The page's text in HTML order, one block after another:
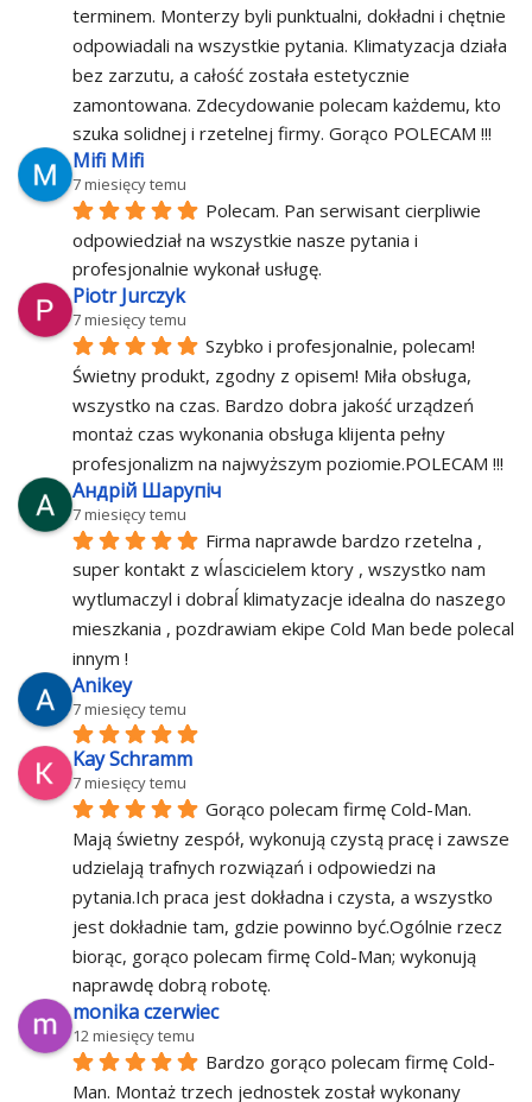
terminem. Monterzy byli punktualni, dokładni i chętnie
odpowiadali na wszystkie pytania. Klimatyzacja działa
bez zarzutu, a całość została estetycznie
zamontowana. Zdecydowanie polecam każdemu, kto
szuka solidnej i rzetelnej firmy. Gorąco POLECAM !!!
Mifi Mifi
7 miesięcy temu
Polecam. Pan serwisant cierpliwie
odpowiedział na wszystkie nasze pytania i
profesjonalnie wykonał usługę.
Piotr Jurczyk
7 miesięcy temu
Szybko i profesjonalnie, polecam!
Świetny produkt, zgodny z opisem! Miła obsługa,
wszystko na czas. Bardzo dobra jakość urządzeń
montaż czas wykonania obsługa klijenta pełny
profesjonalizm na najwyższym poziomie.POLECAM !!!
Андрій Шарупіч
7 miesięcy temu
Firma naprawde bardzo rzetelna ,
super kontakt z wĺascicielem ktory , wszystko nam
wytlumaczyl i dobraĺ klimatyzacje idealna do naszego
mieszkania , pozdrawiam ekipe Cold Man bede polecal
innym !
Anikey
7 miesięcy temu
Kay Schramm
7 miesięcy temu
Gorąco polecam firmę Cold-Man.
Mają świetny zespół, wykonują czystą pracę i zawsze
udzielają trafnych rozwiązań i odpowiedzi na
pytania.Ich praca jest dokładna i czysta, a wszystko
jest dokładnie tam, gdzie powinno być.Ogólnie rzecz
biorąc, gorąco polecam firmę Cold-Man; wykonują
naprawdę dobrą robotę.
monika czerwiec
12 miesięcy temu
Bardzo gorąco polecam firmę Cold-
Man. Montaż trzech jednostek został wykonany